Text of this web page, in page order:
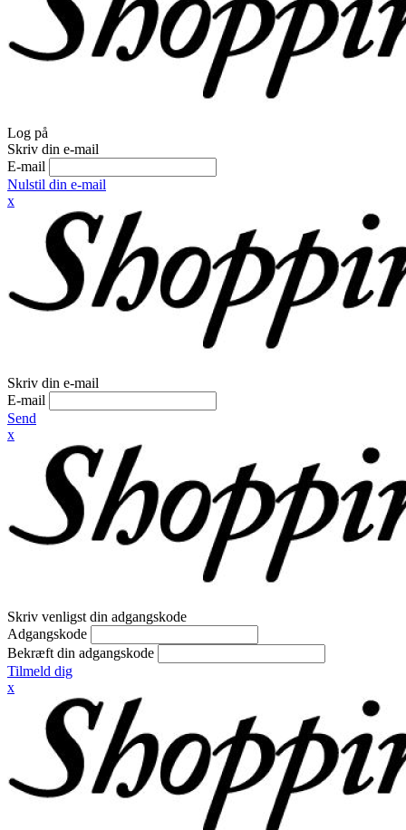
Log på
Skriv din e-mail
E-mail
Nulstil din e-mail
x
Skriv din e-mail
E-mail
Send
x
Skriv venligst din adgangskode
Adgangskode
Bekræft din adgangskode
Tilmeld dig
x